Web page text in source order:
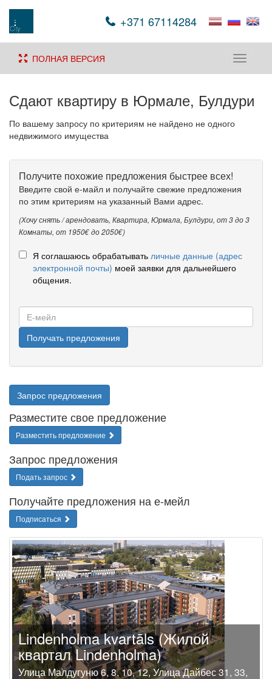
+371 67114284
Toggle
ПОЛНАЯ ВЕРСИЯ
Сдают квартиру в Юрмале, Булдури
По вашему запросу по критериям не найдено не одного
недвижимого имущества
Получите похожие предложения быстрее всех!
Введите свой е-майл и получайте свежие предложения
по этим критериям на указанный Вами адрес.
(Хочу снять / арендовать, Квартира, Юрмала, Булдури, от 3 до 3
Комнаты, от 1950€ до 2050€)
Я соглашаюсь обрабатывать личные данные (адрес
электронной почты) моей заявки для дальнейшего
общения.
Е-
мейл
Получать предложения
Запрос предложения
Разместите свое предложение
Разместить предложение
Запрос предложения
Подать запрос
Получайте предложения на е-мейл
Подписаться
Lindenholma kvartāls (Жилой
квартал Lindenholma)
Улица Малдугуню 6, 8, 10, 12, Улица Дайбес 31, 33,